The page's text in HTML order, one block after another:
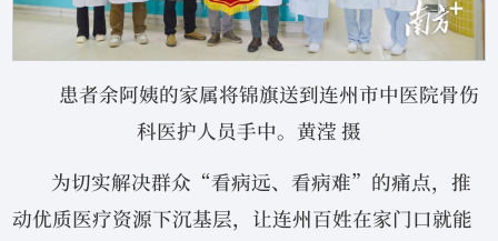
患者余阿姨的家属将锦旗送到连州市中医院骨伤
科医护人员手中。黄滢 摄
为切实解决群众“看病远、看病难”的痛点，推
动优质医疗资源下沉基层，让连州百姓在家门口就能